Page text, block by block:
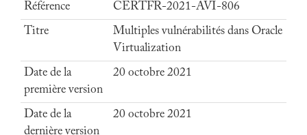
Référence
CERTFR-2021-AVI-806
Titre
Multiples vulnérabilités dans Oracle
Virtualization
Date de la
première version
20 octobre 2021
Date de la
dernière version
20 octobre 2021